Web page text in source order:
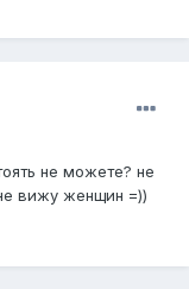
не можете? не
вижу женщин =))